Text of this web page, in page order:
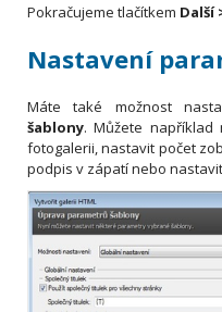
Pokračujeme tlačítkem Další
Nastavení
Máte také možnost
šablony. Můžete například
fotogalerii, nastavit počet
podpis v zápatí nebo